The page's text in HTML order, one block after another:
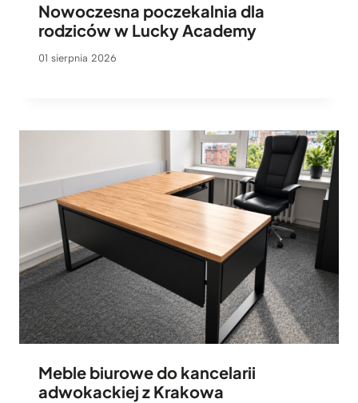
Nowoczesna poczekalnia dla
rodziców w Lucky Academy
01 sierpnia 2026
Meble biurowe do kancelarii
adwokackiej z Krakowa